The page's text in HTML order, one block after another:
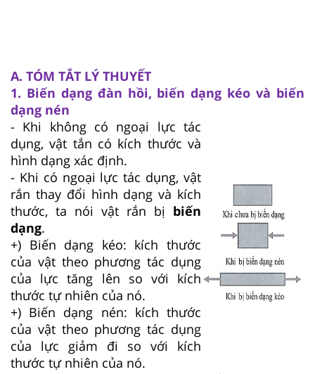
A. TÓM TẮT LÝ THUYẾT
1. Biến dạng đàn hồi, biến dạng kéo và biến
dạng nén
- Khi không có ngoại lực tác
dụng, vật tắn có kích thước và
hình dạng xác định.
- Khi có ngoại lực tác dụng, vật
rắn thay đổi hình dạng và kích
thước, ta nói vật rắn bị biến
dạng.
+) Biến dạng kéo: kích thước
của vật theo phương tác dụng
của lực tăng lên so với kích
thước tự nhiên của nó.
+) Biến dạng nén: kích thước
của vật theo phương tác dụng
của lực giảm đi so với kích
thước tự nhiên của nó.